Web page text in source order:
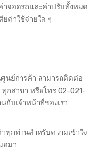
าจอดรถและค่าปรับทั้งหมด
ยค่าใช้จ่ายใด ๆ
นย์การค้า สามารถติดต่อ
กสาขา หรือโทร 02-021-
กับเจ้าหน้าที่ของเรา
กท่านสำหรับความเข้าใจ
อมา